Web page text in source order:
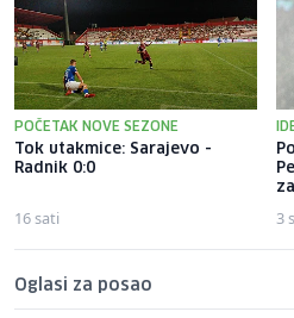
POČETAK NOVE SEZONE
Tok utakmice: Sarajevo -
Radnik 0:0
16 sati 3
Oglasi za posao